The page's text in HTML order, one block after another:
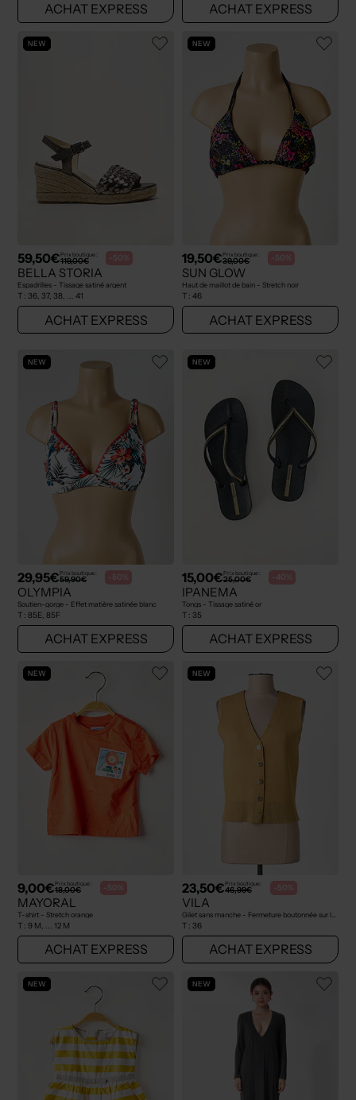
ACHAT EXPRESS ACHAT EXPRESS
NEW
59,50€Prix boutique :
119,00€ -50%
BELLA STORIA
Espadrilles - Tissage satiné argent
T : 36, 37, 38, ... 41
ACHAT EXPRESS
NEW
19,50€Prix boutique :
39,00€ -50%
SUN GLOW
Haut de maillot de bain - Stretch noir
T : 46
ACHAT EXPRESS
NEW
29,95€Prix boutique :
59,90€ -50%
OLYMPIA
Soutien-gorge - Effet matière satinée blanc
T : 85E, 85F
ACHAT EXPRESS
NEW
15,00€Prix boutique :
25,00€ -40%
IPANEMA
Tongs - Tissage satiné or
T : 35
ACHAT EXPRESS
NEW
9,00€Prix boutique :
18,00€ -50%
MAYORAL
T-shirt - Stretch orange
T : 9 M, ... 12 M
ACHAT EXPRESS
NEW
23,50€Prix boutique :
46,99€ -50%
VILA
T : 36
ACHAT EXPRESS
NEW NEW